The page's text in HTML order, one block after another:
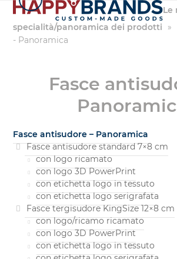
Salta
contenuto
Le
specialità/panoramica dei prodotti
»
- Panoramica
Fasce
Fasce antisudore – Panoramica
Fasce antisudore standard 7×8 cm
con logo ricamato
con logo 3D PowerPrint
con etichetta logo in tessuto
con etichetta logo serigrafata
Fasce tergisudore KingSize 12×8 cm
con logo/ricamo ricamato
con logo 3D PowerPrint
con etichetta logo in tessuto